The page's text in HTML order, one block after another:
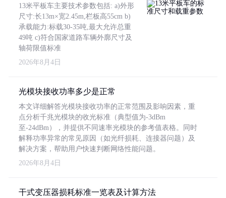
13米平板车主要技术参数包括: a)外形
尺寸:长13m×宽2.45m,栏板高55cm b)
承载能力:标载30-35吨,最大允许总重
49吨 c)符合国家道路车辆外廓尺寸及
轴荷限值标准
2026年8月4日
光模块接收功率多少是正常
本文详细解答光模块接收功率的正常范围及影响因素，重
点分析千兆光模块的收光标准（典型值为-3dBm
至-24dBm），并提供不同速率光模块的参考值表格。同时
解释功率异常的常见原因（如光纤损耗、连接器问题）及
解决方案，帮助用户快速判断网络性能问题。
2026年8月4日
干式变压器损耗标准一览表及计算方法